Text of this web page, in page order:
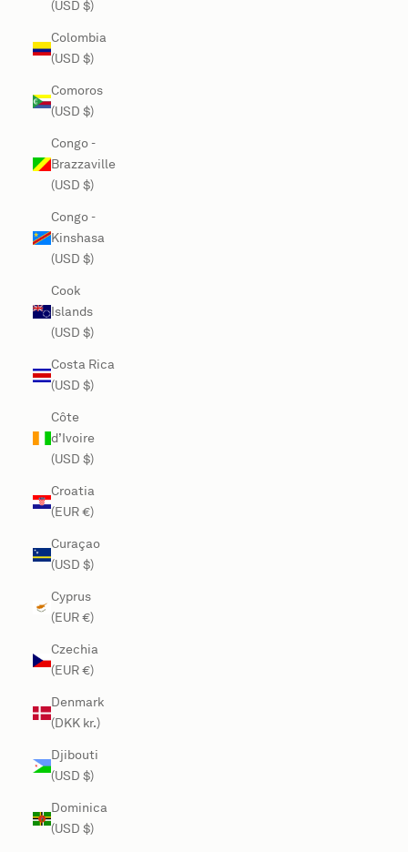
(USD $)
Colombia
(USD $)
Comoros
(USD $)
Congo -
Brazzaville
(USD $)
Congo -
Kinshasa
(USD $)
Cook
Islands
(USD $)
Costa Rica
(USD $)
Côte
d’Ivoire
(USD $)
Croatia
(EUR €)
Curaçao
(USD $)
Cyprus
(EUR €)
Czechia
(EUR €)
Denmark
(DKK kr.)
Djibouti
(USD $)
Dominica
(USD $)